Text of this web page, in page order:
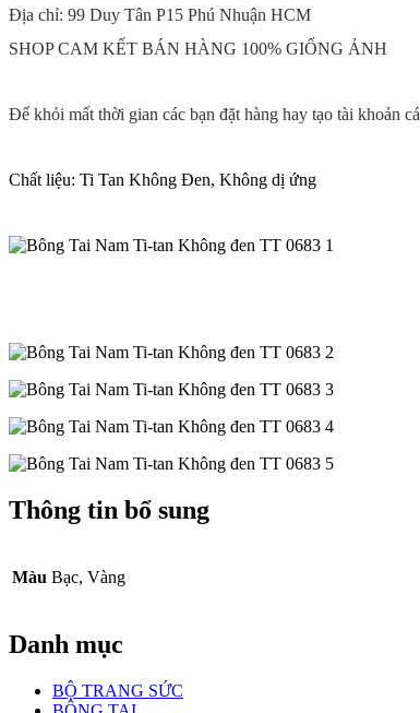
Địa chỉ: 99 Duy Tân P15 Phú Nhuận HCM
SHOP CAM KẾT BÁN HÀNG 100% GIỐNG ẢNH
Để khỏi mất thời gian các bạn đặt hàng hay tạo tài khoản
Chất liệu: Ti Tan Không Đen, Không dị ứng
Thông tin bổ sung
Màu Bạc, Vàng
Danh mục
BỘ TRANG SỨC